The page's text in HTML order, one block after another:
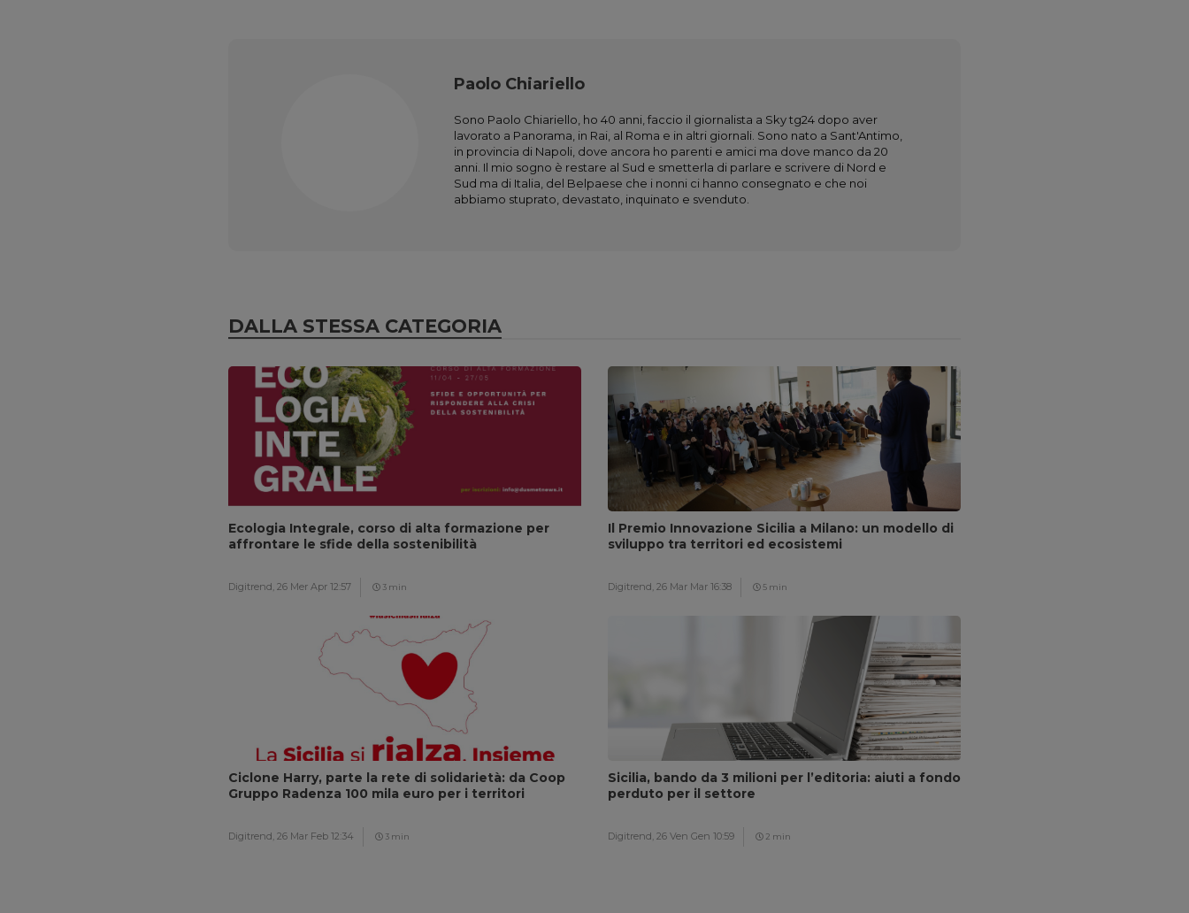
Paolo Chiariello
Sono Paolo Chiariello, ho 40 anni, faccio il giornalista a Sky tg24 dopo aver
lavorato a Panorama, in Rai, al Roma e in altri giornali. Sono nato a Sant'Antimo,
in provincia di Napoli, dove ancora ho parenti e amici ma dove manco da 20
anni. Il mio sogno è restare al Sud e smetterla di parlare e scrivere di Nord e
Sud ma di Italia, del Belpaese che i nonni ci hanno consegnato e che noi
abbiamo stuprato, devastato, inquinato e svenduto.
DALLA STESSA CATEGORIA
Ecologia Integrale, corso di alta formazione per
affrontare le sfide della sostenibilità
Digitrend, 26 Mer Apr 12:57 3 min
Il Premio Innovazione Sicilia a Milano: un modello di
sviluppo tra territori ed ecosistemi
Digitrend, 26 Mar Mar 16:38 5 min
Ciclone Harry, parte la rete di solidarietà: da Coop
Gruppo Radenza 100 mila euro per i territori
Digitrend, 26 Mar Feb 12:34 3 min
Sicilia, bando da 3 milioni per l’editoria: aiuti a fondo
perduto per il settore
Digitrend, 26 Ven Gen 10:59 2 min